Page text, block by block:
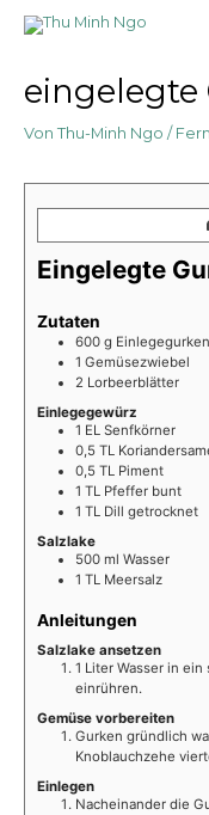
Zum
springen
eingelegte
Von Thu-Minh Ngo /
Eingelegte
Zutaten
600 g Einlegegurken
1 Gemüsezwiebel
2 Lorbeerblätter
Einlegegewürz
1 EL Senfkörner
0,5 TL
0,5 TL Piment
1 TL Pfeffer bunt
1 TL Dill getrocknet
Salzlake
500 ml Wasser
1 TL Meersalz
Anleitungen
Salzlake ansetzen
1 Liter Wasser in
einrühren.
Gemüse vorbereiten
Gurken gründlich
Knoblauchzehe
Einlegen
Nacheinander die